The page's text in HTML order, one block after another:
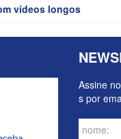
vídeos longos
Assine
s por